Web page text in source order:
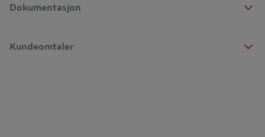
Dokumentasjon
Kundeomtaler